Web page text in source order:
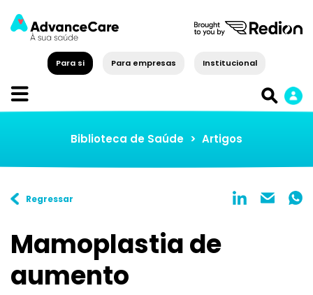
Para si Para empresas Institucional
Biblioteca de Saúde > Artigos
Regressar
Mamoplastia de
aumento